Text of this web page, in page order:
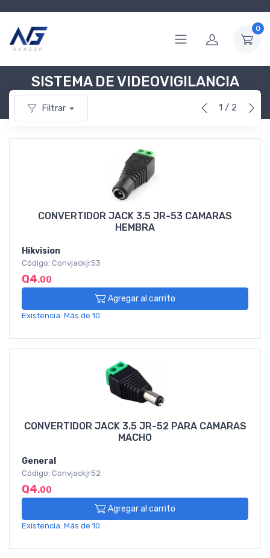
0
SISTEMA DE VIDEOVIGILANCIA
Filtrar 1 / 2
CONVERTIDOR JACK 3.5 JR-53 CAMARAS
HEMBRA
Hikvision
Código: Convjackjr53
Q4.00
Agregar al carrito
Existencia: Más de 10
CONVERTIDOR JACK 3.5 JR-52 PARA CAMARAS
MACHO
General
Código: Convjackjr52
Q4.00
Agregar al carrito
Existencia: Más de 10